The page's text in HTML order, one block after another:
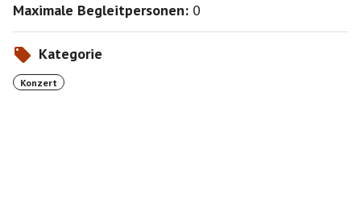
Maximale Begleitpersonen: 0
Kategorie
Konzert